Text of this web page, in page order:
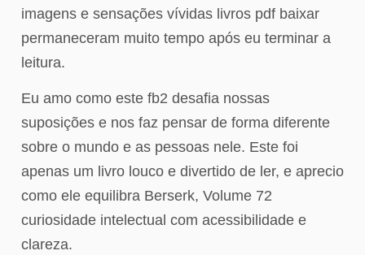
imagens e sensações vívidas livros pdf baixar
permaneceram muito tempo após eu terminar a
leitura.
Eu amo como este fb2 desafia nossas
suposições e nos faz pensar de forma diferente
sobre o mundo e as pessoas nele. Este foi
apenas um livro louco e divertido de ler, e aprecio
como ele equilibra Berserk, Volume 72
curiosidade intelectual com acessibilidade e
clareza.